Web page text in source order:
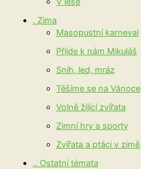
. Zima
Masopustní karneval
Přijde k nám Mikuláš
Sníh, led, mráz
Těšíme se na Vánoce
Volně žijící zvířata
Zimní hry a sporty
Zvířata a ptáci v zimě
.. Ostatní témata